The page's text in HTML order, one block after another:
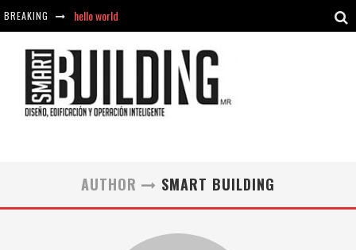
BREAKING hello world
hello world
AUTHOR SMART BUILDING